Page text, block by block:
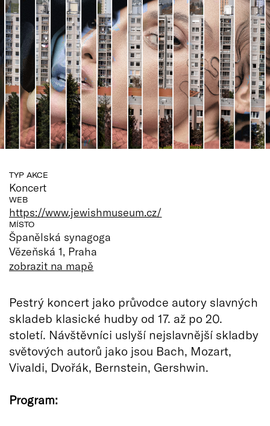
Vše o ČT
TYP AKCE
Koncert
WEB
https://www.jewishmuseum.cz/
MÍSTO
Španělská synagoga
Vězeňská 1, Praha
zobrazit na mapě
Pestrý koncert jako průvodce autory slavných
skladeb klasické hudby od 17. až po 20.
století. Návštěvníci uslyší nejslavnější skladby
světových autorů jako jsou Bach, Mozart,
Vivaldi, Dvořák, Bernstein, Gershwin.
Program: